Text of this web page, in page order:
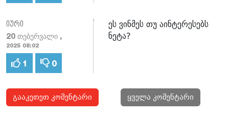
იური
20 თებერვალი ,
2025 08:02
1 0
ეს ვინმეს თუ აინტერესებს
ნეტა?
გააკეთეთ კომენტარი ყველა კომენტარი